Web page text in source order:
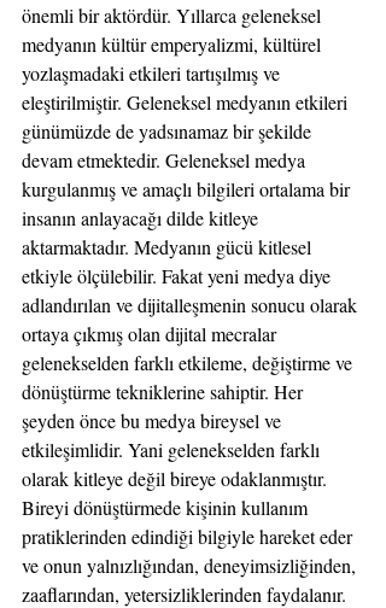
önemli bir aktördür. Yıllarca geleneksel
medyanın kültür emperyalizmi, kültürel
yozlaşmadaki etkileri tartışılmış ve
eleştirilmiştir. Geleneksel medyanın etkileri
günümüzde de yadsınamaz bir şekilde
devam etmektedir. Geleneksel medya
kurgulanmış ve amaçlı bilgileri ortalama bir
insanın anlayacağı dilde kitleye
aktarmaktadır. Medyanın gücü kitlesel
etkiyle ölçülebilir. Fakat yeni medya diye
adlandırılan ve dijitalleşmenin sonucu olarak
ortaya çıkmış olan dijital mecralar
gelenekselden farklı etkileme, değiştirme ve
dönüştürme tekniklerine sahiptir. Her
şeyden önce bu medya bireysel ve
etkileşimlidir. Yani gelenekselden farklı
olarak kitleye değil bireye odaklanmıştır.
Bireyi dönüştürmede kişinin kullanım
pratiklerinden edindiği bilgiyle hareket eder
ve onun yalnızlığından, deneyimsizliğinden,
zaaflarından, yetersizliklerinden faydalanır.